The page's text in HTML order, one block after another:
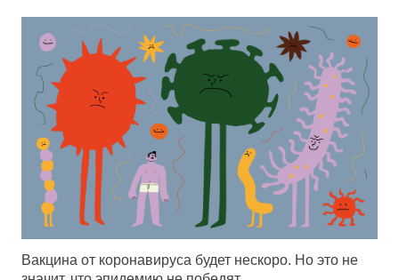
Вакцина от коронавируса будет нескоро. Но это не